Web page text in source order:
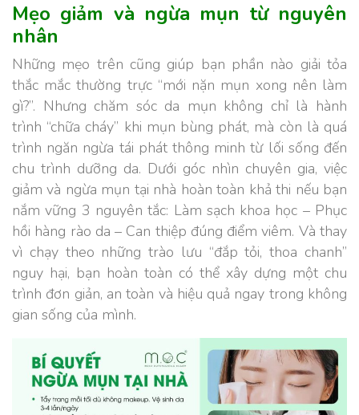
Mẹo giảm và ngừa mụn từ nguyên
nhân
Những mẹo trên cũng giúp bạn phần nào giải tỏa
thắc mắc thường trực “mới nặn mụn xong nên làm
gì?”. Nhưng chăm sóc da mụn không chỉ là hành
trình “chữa cháy” khi mụn bùng phát, mà còn là quá
trình ngăn ngừa tái phát thông minh từ lối sống đến
chu trình dưỡng da. Dưới góc nhìn chuyên gia, việc
giảm và ngừa mụn tại nhà hoàn toàn khả thi nếu bạn
nắm vững 3 nguyên tắc: Làm sạch khoa học – Phục
hồi hàng rào da – Can thiệp đúng điểm viêm. Và thay
vì chạy theo những trào lưu “đắp tỏi, thoa chanh”
nguy hại, bạn hoàn toàn có thể xây dựng một chu
trình đơn giản, an toàn và hiệu quả ngay trong không
gian sống của mình.